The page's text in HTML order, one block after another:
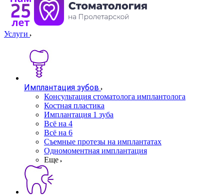
Услуги
Имплантация зубов
Консультация стоматолога имплантолога
Костная пластика
Имплантация 1 зуба
Всё на 4
Всё на 6
Съемные протезы на имплантатах
Одномоментная имплантация
Еще